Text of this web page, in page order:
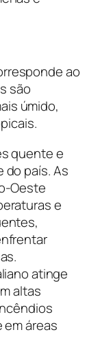
ao
são
úmido,
quente e
do país. As
Oeste
e
atinge
altas
áreas